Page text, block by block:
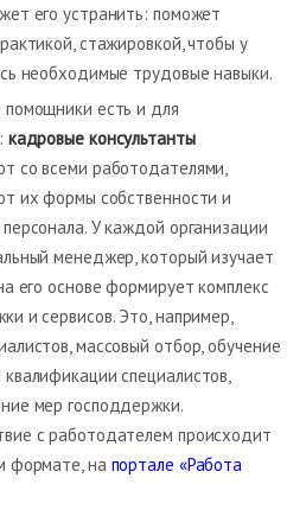
его устранить: поможет
стажировкой, чтобы у
необходимые трудовые навыки.
помощники есть и для
кадровые консультанты
со всеми работодателями,
их формы собственности и
У каждой организации
менеджер, который изучает
его основе формирует комплекс
и сервисов. Это, например,
массовый отбор, обучение
специалистов,
мер господдержки.
с работодателем происходит
формате, на портале «Работа